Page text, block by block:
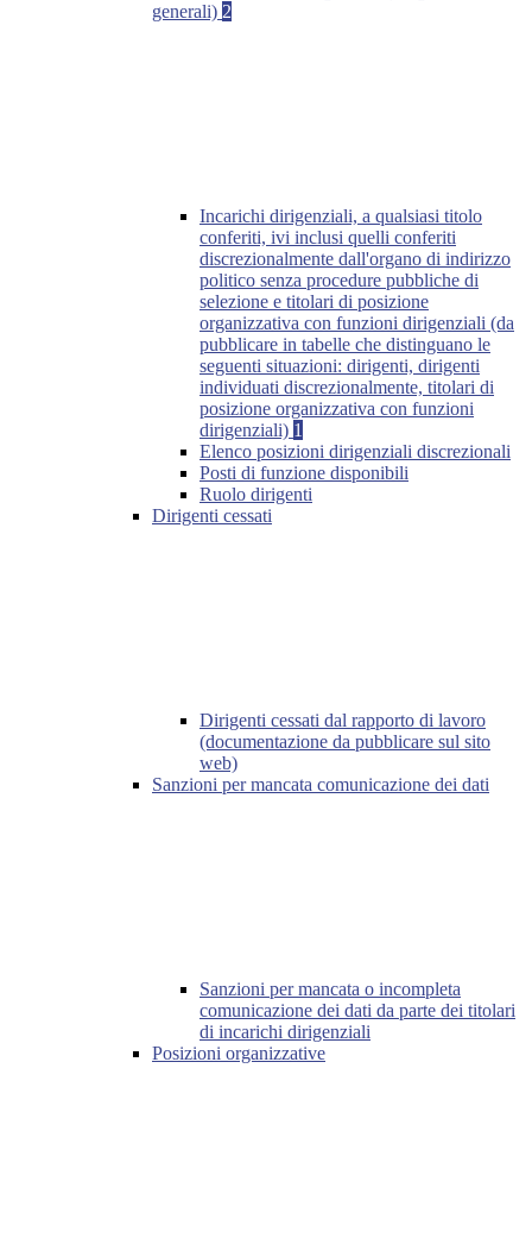
generali) 2
Incarichi dirigenziali, a qualsiasi titolo
conferiti, ivi inclusi quelli conferiti
discrezionalmente dall'organo di indirizzo
politico senza procedure pubbliche di
selezione e titolari di posizione
organizzativa con funzioni dirigenziali (da
pubblicare in tabelle che distinguano le
seguenti situazioni: dirigenti, dirigenti
individuati discrezionalmente, titolari di
posizione organizzativa con funzioni
dirigenziali) 1
Elenco posizioni dirigenziali discrezionali
Posti di funzione disponibili
Ruolo dirigenti
Dirigenti cessati
Dirigenti cessati dal rapporto di lavoro
(documentazione da pubblicare sul sito
web)
Sanzioni per mancata comunicazione dei dati
Sanzioni per mancata o incompleta
comunicazione dei dati da parte dei titolari
di incarichi dirigenziali
Posizioni organizzative